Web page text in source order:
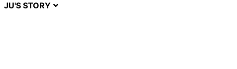
JU'S STORY